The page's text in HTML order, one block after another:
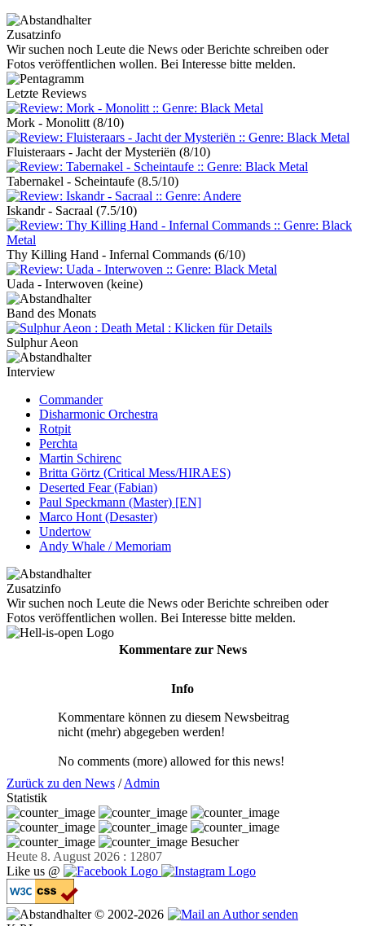
Zusatzinfo
Wir suchen noch Leute die News oder Berichte schreiben oder
Fotos veröffentlichen wollen. Bei Interesse bitte melden.
Letzte Reviews
Mork - Monolitt (8/10)
Fluisteraars - Jacht der Mysteriën (8/10)
Tabernakel - Scheintaufe (8.5/10)
Iskandr - Sacraal (7.5/10)
Thy Killing Hand - Infernal Commands (6/10)
Uada - Interwoven (keine)
Band des Monats
Sulphur Aeon
Interview
Commander
Disharmonic Orchestra
Rotpit
Perchta
Martin Schirenc
Britta Görtz (Critical Mess/HIRAES)
Deserted Fear (Fabian)
Paul Speckmann (Master) [EN]
Marco Hont (Desaster)
Undertow
Andy Whale / Memoriam
Zusatzinfo
Wir suchen noch Leute die News oder Berichte schreiben oder
Fotos veröffentlichen wollen. Bei Interesse bitte melden.
Kommentare zur News
Info
Kommentare können zu diesem Newsbeitrag
nicht (mehr) abgegeben werden!
No comments (more) allowed for this news!
Zurück zu den News /Admin
Statistik
Besucher
Heute 8. August 2026 : 12807
Like us @
© 2002-2026